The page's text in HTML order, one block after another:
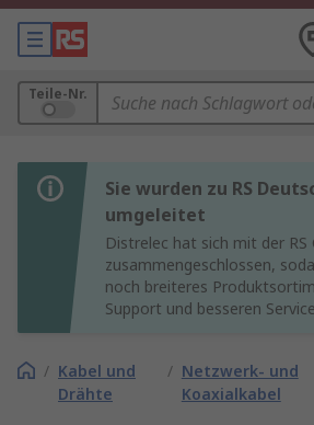
Teile-Nr.
Sie wurden zu RS
umgeleitet
Distrelec hat sich mit der RS
zusammengeschlossen,
noch breiteres
Support und besseren
/ Kabel und
Drähte
/ Netzwerk- und
Koaxialkabel